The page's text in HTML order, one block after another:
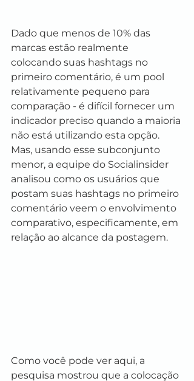
Dado que menos de 10% das
marcas estão realmente
colocando suas hashtags no
primeiro comentário, é um pool
relativamente pequeno para
comparação - é difícil fornecer um
indicador preciso quando a maioria
não está utilizando esta opção.
Mas, usando esse subconjunto
menor, a equipe do Socialinsider
analisou como os usuários que
postam suas hashtags no primeiro
comentário veem o envolvimento
comparativo, especificamente, em
relação ao alcance da postagem.
Como você pode ver aqui, a
pesquisa mostrou que a colocação